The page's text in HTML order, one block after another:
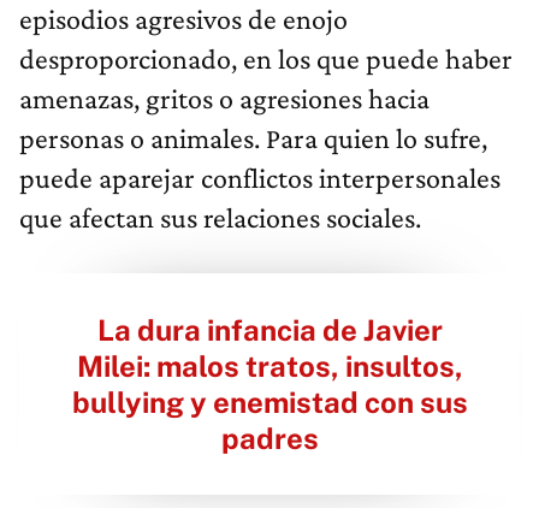
episodios agresivos de enojo
desproporcionado, en los que puede haber
amenazas, gritos o agresiones hacia
personas o animales. Para quien lo sufre,
puede aparejar conflictos interpersonales
que afectan sus relaciones sociales.
La dura infancia de Javier
Milei: malos tratos, insultos,
bullying y enemistad con sus
padres